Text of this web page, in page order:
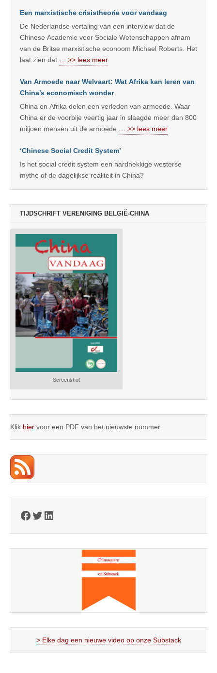
Een marxistische crisistheorie voor vandaag
De Nederlandse vertaling van een interview dat de
Chinese Academie voor Sociale Wetenschappen afnam
van de Britse marxistische econoom Michael Roberts. Het
laat zien dat
… >> lees meer
Van Armoede naar Welvaart: Wat Afrika kan leren van
China’s economisch wonder
China en Afrika delen een verleden van armoede. Waar
China er de voorbije veertig jaar in slaagde meer dan 800
miljoen mensen uit de armoede
… >> lees meer
‘Chinese Social Credit System’
Is het social credit system een hardnekkige westerse
mythe of de dagelijkse realiteit in China?
TIJDSCHRIFT VERENIGING BELGIË-CHINA
Screenshot
Klik hier voor een PDF van het nieuwste nummer
Facebook
Twitter
LinkedIn
> Elke dag een nieuwe video op onze Substack